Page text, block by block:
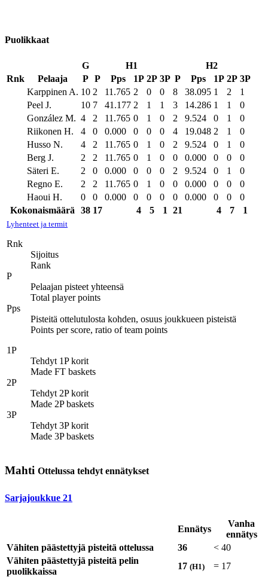
Puolikkaat
G H1
H2
Rnk
Pelaaja P P Pps 1P 2P 3P P Pps 1P 2P 3P
Karppinen A. 10 2 11.765 2 0 0 8 38.095 1 2
1
Peel J.
10 7 41.177 2 1 1 3 14.286 1 1
0
González M. 4 2 11.765 0 1 0 2 9.524 0 1
0
Riikonen H.
4 0 0.000 0 0 0 4 19.048 2 1
0
Husso N.
4 2 11.765 0 1 0 2 9.524 0 1
0
Berg J.
2 2 11.765 0 1 0 0 0.000 0 0
0
Säteri E.
2 0 0.000 0 0 0 2 9.524 0 1
0
Regno E.
2 2 11.765 0 1 0 0 0.000 0 0
0
Haoui H.
0 0 0.000 0 0 0 0 0.000 0 0
0
Kokonaismäärä
38 17 4 5 1 21 4 7 1
Lyhenteet ja termit
Rnk
Sijoitus
Rank
P
Pelaajan pisteet yhteensä
Total player points
Pps
Pisteitä ottelutulosta kohden, osuus joukkueen pisteistä
Points per score, ratio of team points
1P
Tehdyt 1P korit
Made FT baskets
2P
Tehdyt 2P korit
Made 2P baskets
3P
Tehdyt 3P korit
Made 3P baskets
Mahti Ottelussa tehdyt ennätykset
Sarjajoukkue 21
Ennätys
Vanha
ennätys
Vähiten päästettyjä pisteitä ottelussa
36 < 40
Vähiten päästettyjä pisteitä pelin
puolikkaissa
17 (H1) = 17